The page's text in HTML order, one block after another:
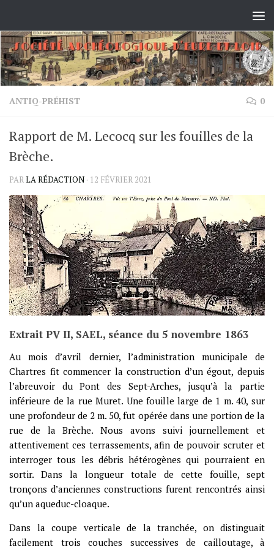
ANTIQ-PRÉHIST 0
Rapport de M. Lecocq sur les fouilles de la
Brèche.
PARLA RÉDACTION · 12 FÉVRIER 2021
Extrait PV II, SAEL, séance du 5 novembre 1863
Au mois d’avril dernier, l’administration municipale de
Chartres fit commencer la construction d’un égout, depuis
l’abreuvoir du Pont des Sept-Arches, jusqu’à la partie
inférieure de la rue Muret. Une fouille large de 1 m. 40, sur
une profondeur de 2 m. 50, fut opérée dans une portion de la
rue de la Brèche. Nous avons suivi journellement et
attentivement ces terrassements, afin de pouvoir scruter et
interroger tous les débris hétérogènes qui pourraient en
sortir. Dans la longueur totale de cette fouille, sept
tronçons d’anciennes constructions furent rencontrés ainsi
qu’un aqueduc-cloaque.
Dans la coupe verticale de la tranchée, on distinguait
facilement trois couches successives de cailloutage, à